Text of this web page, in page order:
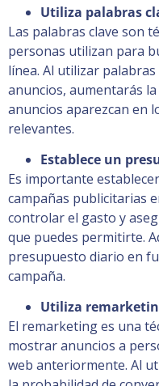
Utiliza palabras
Las palabras clave son
personas utilizan para
línea. Al utilizar
anuncios, aumentarás
anuncios aparezcan en
relevantes.
Establece un
Es importante
campañas publicitarias
controlar el gasto y
que puedes permitirte.
presupuesto diario en
campaña.
Utiliza
El remarketing es una
mostrar anuncios a
web anteriormente. Al